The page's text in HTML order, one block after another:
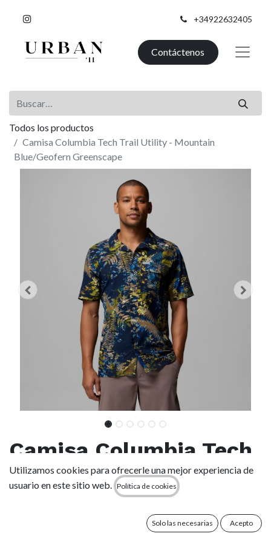
+34922632405
Contáctenos
Todos los productos
Camisa Columbia Tech Trail Utility - Mountain
Blue/Geofern Greenscape
Camisa Columbia Tech
Trail Utility - Mountain
Blue/Geofern
Utilizamos cookies para ofrecerle una mejor experiencia de
usuario en este sitio web.
Política de cookies
Solo las necesarias Acepto